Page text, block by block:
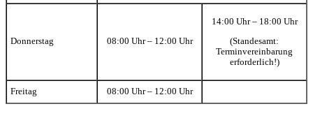
Donnerstag 08:00 Uhr – 12:00 Uhr
14:00 Uhr – 18:00 Uhr
(Standesamt:
Terminvereinbarung
erforderlich!)
Freitag 08:00 Uhr – 12:00 Uhr